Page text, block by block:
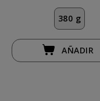
380 g
AÑADIR